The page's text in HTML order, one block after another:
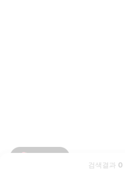
검색결과 0